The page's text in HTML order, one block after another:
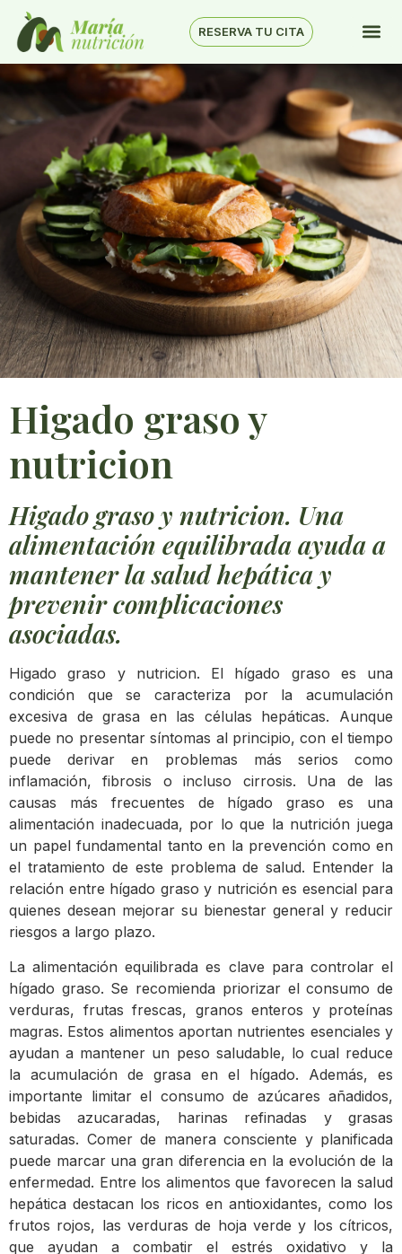
RESERVA TU CITA
Higado graso y
nutricion
Higado graso y nutricion. Una
alimentación equilibrada ayuda a
mantener la salud hepática y
prevenir complicaciones
asociadas.
Higado graso y nutricion. El hígado graso es una
condición que se caracteriza por la acumulación
excesiva de grasa en las células hepáticas. Aunque
puede no presentar síntomas al principio, con el tiempo
puede derivar en problemas más serios como
inflamación, fibrosis o incluso cirrosis. Una de las
causas más frecuentes de hígado graso es una
alimentación inadecuada, por lo que la nutrición juega
un papel fundamental tanto en la prevención como en
el tratamiento de este problema de salud. Entender la
relación entre hígado graso y nutrición es esencial para
quienes desean mejorar su bienestar general y reducir
riesgos a largo plazo.
La alimentación equilibrada es clave para controlar el
hígado graso. Se recomienda priorizar el consumo de
verduras, frutas frescas, granos enteros y proteínas
magras. Estos alimentos aportan nutrientes esenciales y
ayudan a mantener un peso saludable, lo cual reduce
la acumulación de grasa en el hígado. Además, es
importante limitar el consumo de azúcares añadidos,
bebidas azucaradas, harinas refinadas y grasas
saturadas. Comer de manera consciente y planificada
puede marcar una gran diferencia en la evolución de la
enfermedad. Entre los alimentos que favorecen la salud
hepática destacan los ricos en antioxidantes, como los
frutos rojos, las verduras de hoja verde y los cítricos,
que ayudan a combatir el estrés oxidativo y la